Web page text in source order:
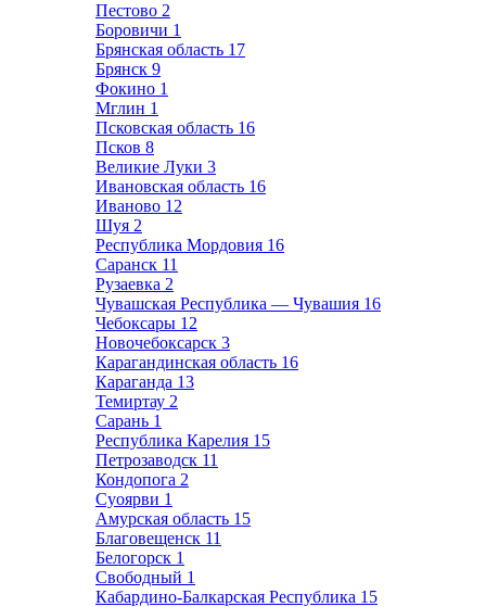
Пестово 2
Боровичи 1
Брянская область 17
Брянск 9
Фокино 1
Мглин 1
Псковская область 16
Псков 8
Великие Луки 3
Ивановская область 16
Иваново 12
Шуя 2
Республика Мордовия 16
Саранск 11
Рузаевка 2
Чувашская Республика — Чувашия 16
Чебоксары 12
Новочебоксарск 3
Карагандинская область 16
Караганда 13
Темиртау 2
Сарань 1
Республика Карелия 15
Петрозаводск 11
Кондопога 2
Суоярви 1
Амурская область 15
Благовещенск 11
Белогорск 1
Свободный 1
Кабардино-Балкарская Республика 15